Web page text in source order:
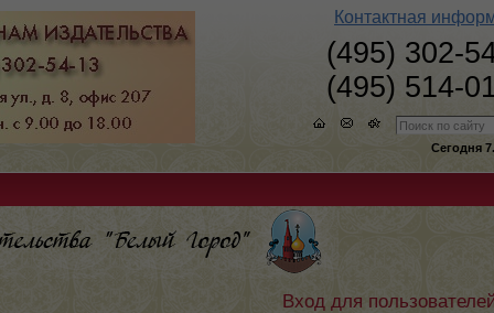
Контактная
(495) 302-
(495) 514-
Сегодня
Вход для